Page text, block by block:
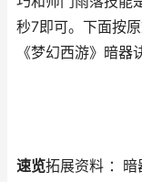
秒7即可。下面按
《梦幻西游》暗器
速览拓展资料 ：暗